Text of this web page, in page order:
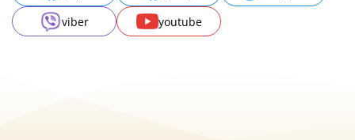
viber
youtube